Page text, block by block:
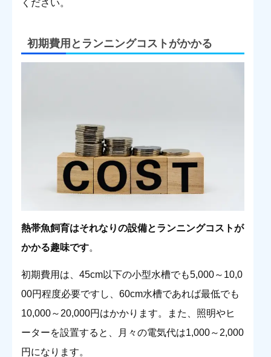
ください。
初期費用とランニングコストがかかる
熱帯魚飼育はそれなりの設備とランニングコストが
かかる趣味です。
初期費用は、45cm以下の小型水槽でも5,000～10,0
00円程度必要ですし、60cm水槽であれば最低でも
10,000～20,000円はかかります。また、照明やヒ
ーターを設置すると、月々の電気代は1,000～2,000
円になります。